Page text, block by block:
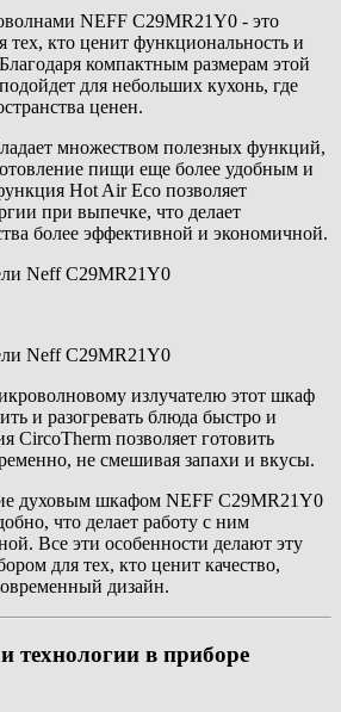
NEFF C29MR21Y0 - это
тех, кто ценит функциональность и
компактным размерам этой
для небольших кухонь, где
ценен.
множеством полезных функций,
пищи еще более удобным и
Hot Air Eco позволяет
при выпечке, что делает
более эффективной и экономичной.
излучателю этот шкаф
и разогревать блюда быстро и
CircoTherm позволяет готовить
не смешивая запахи и вкусы.
духовым шкафом NEFF C29MR21Y0
что делает работу с ним
Все эти особенности делают эту
для тех, кто ценит качество,
дизайн.
технологии в приборе